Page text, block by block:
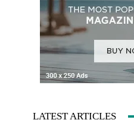
LATEST ARTICLES